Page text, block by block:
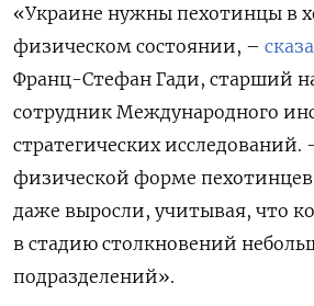
«Украине нужны пехотинцы в
физическом состоянии, –
Франц-Стефан Гади, старший
сотрудник Международного
стратегических исследований.
физической форме
даже выросли, учитывая, что
в стадию столкновений
подразделений».